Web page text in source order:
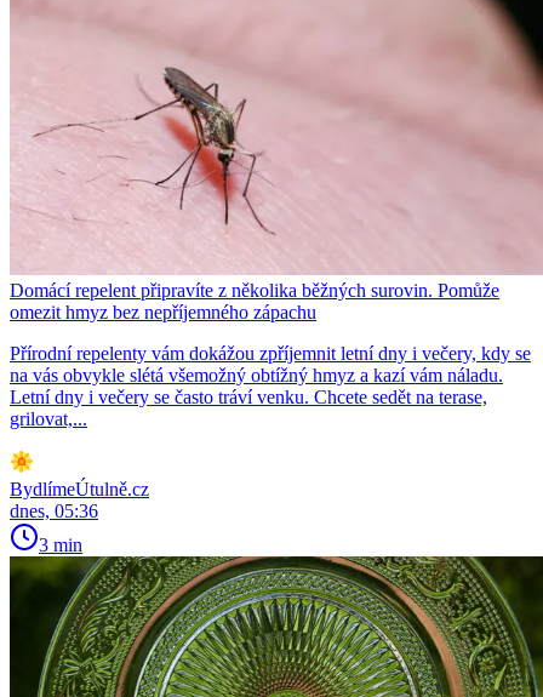
Domácí repelent připravíte z několika běžných surovin. Pomůže
omezit hmyz bez nepříjemného zápachu
Přírodní repelenty vám dokážou zpříjemnit letní dny i večery, kdy se
na vás obvykle slétá všemožný obtížný hmyz a kazí vám náladu.
Letní dny i večery se často tráví venku. Chcete sedět na terase,
grilovat,...
BydlímeÚtulně.cz
dnes, 05:36
3 min